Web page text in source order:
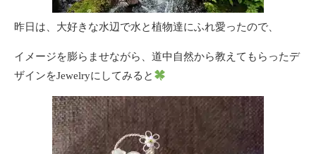
昨日は、大好きな水辺で水と植物達にふれ愛ったので、
イメージを膨らませながら、道中自然から教えてもらったデ
ザインをJewelryにしてみると